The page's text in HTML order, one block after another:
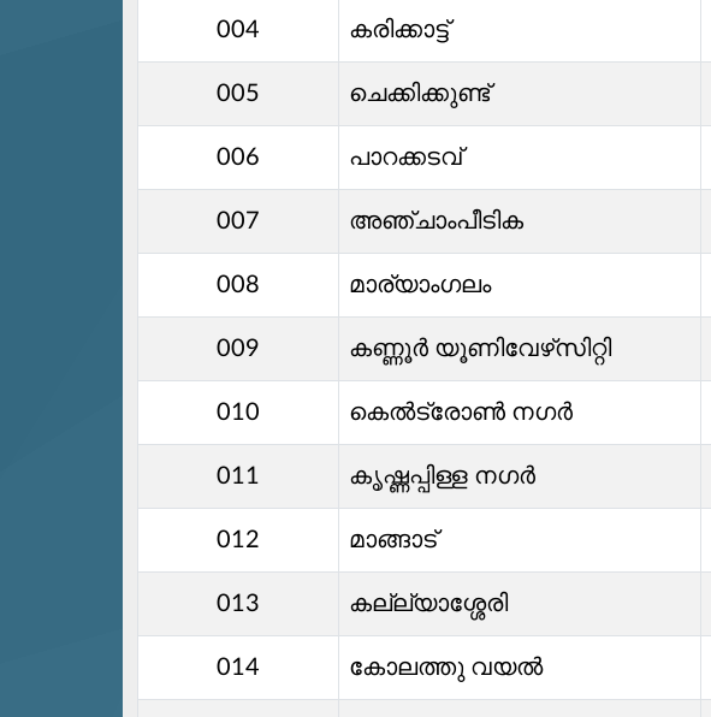
004 കരിക്കാട്ട്
005 ചെക്കിക്കുണ്ട്
006 പാറക്കടവ്
007 അഞ്ചാംപീടിക
008 മാര്യാംഗലം
009 കണ്ണൂര്‍ യൂണിവേഴ്‍സിറ്റി
010 കെല്‍ട്രോണ്‍ നഗർ
011 കൃഷ്ണപ്പിള്ള നഗർ
012 മാങ്ങാട്
013 കല്ല്യാശ്ശേരി
014 കോലത്തു വയൽ